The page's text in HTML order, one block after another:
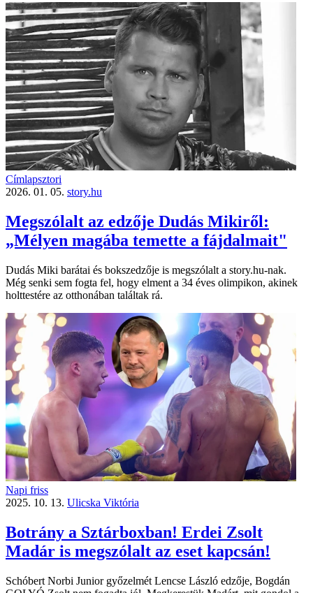
Címlapsztori
2026. 01. 05. story.hu
Megszólalt az edzője Dudás Mikiről:
„Mélyen magába temette a fájdalmait"
Dudás Miki barátai és bokszedzője is megszólalt a story.hu-nak.
Még senki sem fogta fel, hogy elment a 34 éves olimpikon, akinek
holttestére az otthonában találtak rá.
Napi friss
2025. 10. 13. Ulicska Viktória
Botrány a Sztárboxban! Erdei Zsolt
Madár is megszólalt az eset kapcsán!
Schóbert Norbi Junior győzelmét Lencse László edzője, Bogdán